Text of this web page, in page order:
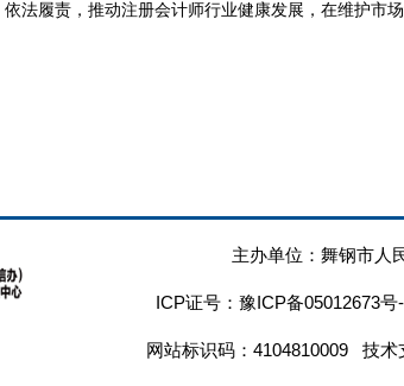
法履责，推动注册会计师行业健康发展，在维护市
主办单位：舞钢市人
ICP证号： 豫ICP备05012673号
网站标识码：4104810009 技